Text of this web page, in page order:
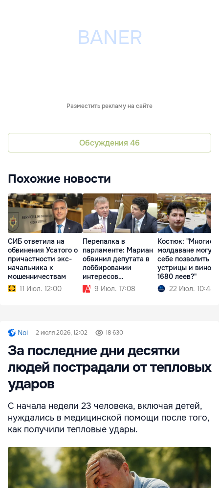
Разместить рекламу на сайте
Обсуждения 46
Похожие новости
СИБ ответила на
обвинения Усатого о
причастности экс-
начальника к
мошенничествам
11 Июл. 12:00
Перепалка в
парламенте: Мариан
обвинил депутата в
лоббировании
интересов
Moldovagaz
9 Июл. 17:08
Костюк: "Многие
молдаване могут
себе позволить
устрицы и вино
1680 леев?"
22 Июл. 10:44
Noi 2 июля 2026, 12:02 18 630
За последние дни десятки
людей пострадали от тепловых
ударов
С начала недели 23 человека, включая детей,
нуждались в медицинской помощи после того,
как получили тепловые удары.